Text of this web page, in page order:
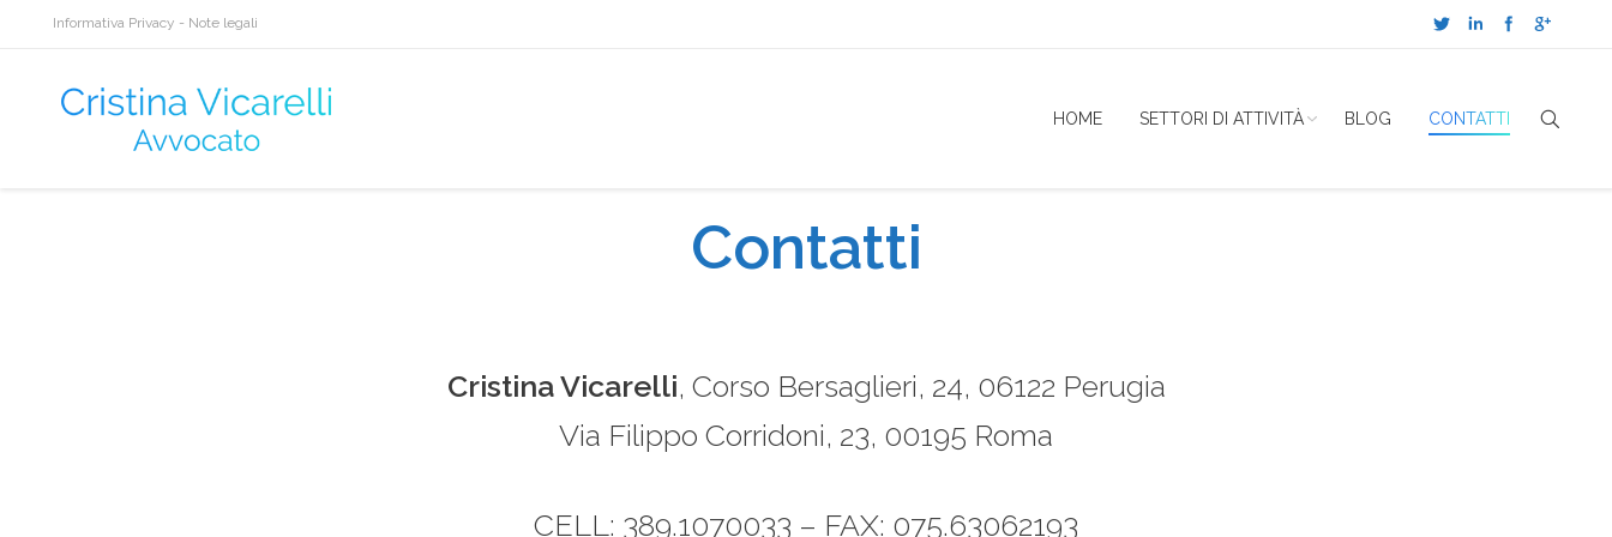
Informativa Privacy - Note legali
HOME SETTORI DI ATTIVITÀ BLOG CONTATTI
Contatti
Cristina Vicarelli, Corso Bersaglieri, 24, 06122 Perugia
Via Filippo Corridoni, 23, 00195 Roma
CELL: 389.1070033 – FAX: 075.63062193